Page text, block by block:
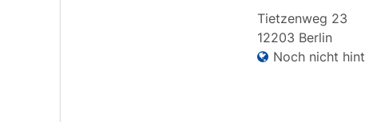
Tietzenweg 23
12203 Berlin
Noch nicht